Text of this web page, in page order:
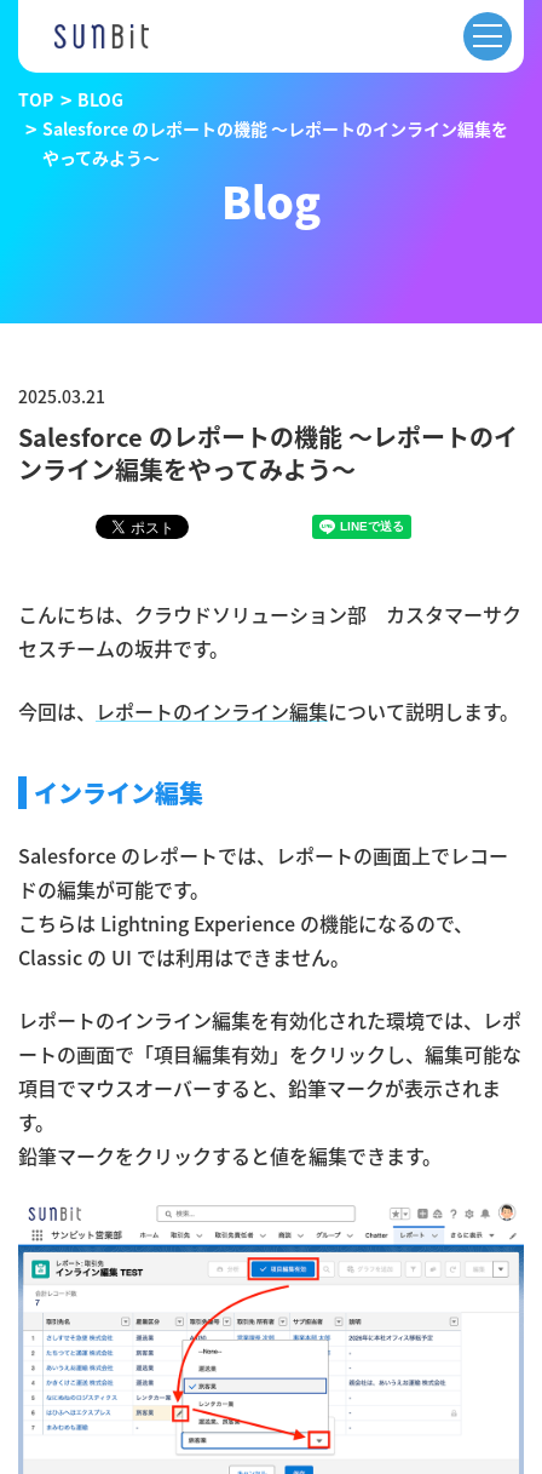
Blog
2025.03.21
Salesforce のレポートの機能 〜レポートのイ
ンライン編集をやってみよう〜
こんにちは、クラウドソリューション部 カスタマーサク
セスチームの坂井です。
今回は、 レポートのインライン編集について説明します。
インライン編集
Salesforce のレポートでは、レポートの画面上でレコー
ドの編集が可能です。
こちらは Lightning Experience の機能になるので、
Classic の UI では利用はできません。
レポートのインライン編集を有効化された環境では、レポ
ートの画面で「項目編集有効」をクリックし、編集可能な
項目でマウスオーバーすると、鉛筆マークが表示されま
す。
鉛筆マークをクリックすると値を編集できます。
TOP
BLOG
Salesforce のレポートの機能 〜レポートのインライン編集を
やってみよう〜